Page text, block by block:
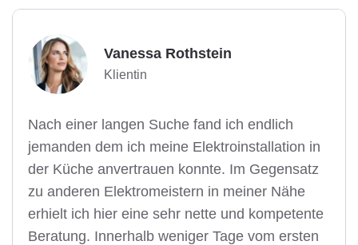
Vanessa Rothstein
Klientin
Nach einer langen Suche fand ich endlich
jemanden dem ich meine Elektroinstallation in
der Küche anvertrauen konnte. Im Gegensatz
zu anderen Elektromeistern in meiner Nähe
erhielt ich hier eine sehr nette und kompetente
Beratung. Innerhalb weniger Tage vom ersten